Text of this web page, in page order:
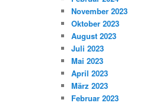
November 2023
Oktober 2023
August 2023
Juli 2023
Mai 2023
April 2023
März 2023
Februar 2023